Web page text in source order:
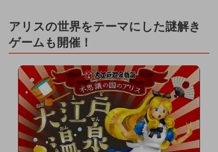
アリスの世界をテーマにした謎解き
ゲームも開催！